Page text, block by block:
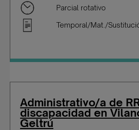
Parcial rotativo
Temporal/Mat./
Administrativo/a de
discapacidad en
Geltrú